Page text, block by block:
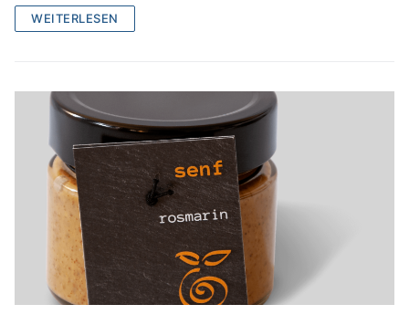
WEITERLESEN